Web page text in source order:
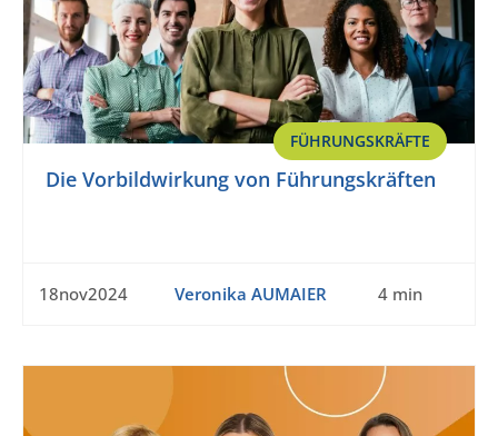
FÜHRUNGSKRÄFTE
Die Vorbildwirkung von Führungskräften
18nov2024 Veronika AUMAIER 4 min